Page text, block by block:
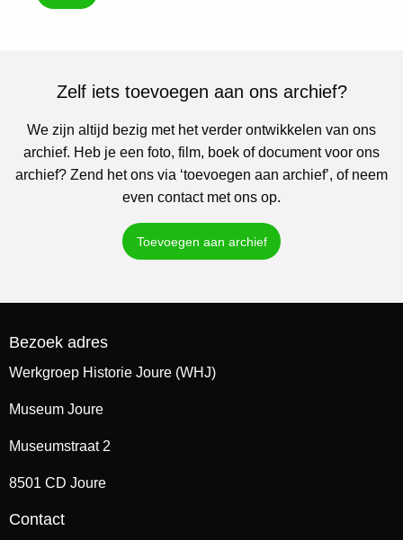
Zelf iets toevoegen aan ons archief?
We zijn altijd bezig met het verder ontwikkelen van ons
archief. Heb je een foto, film, boek of document voor ons
archief? Zend het ons via ‘toevoegen aan archief’, of neem
even contact met ons op.
Toevoegen aan archief
Bezoek adres
Werkgroep Historie Joure (WHJ)
Museum Joure
Museumstraat 2
8501 CD Joure
Contact